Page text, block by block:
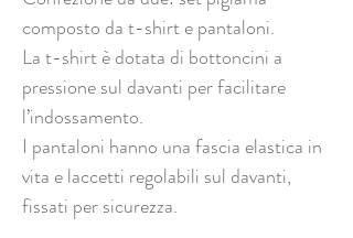
composto da t-shirt e pantaloni.
La t-shirt è dotata di bottoncini a
pressione sul davanti per facilitare
l’indossamento.
I pantaloni hanno una fascia elastica in
vita e laccetti regolabili sul davanti,
fissati per sicurezza.